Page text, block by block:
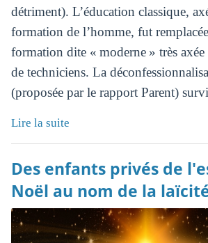
détriment). L’éducation classique,
formation de l’homme, fut
formation dite « moderne » très
de techniciens. La
(proposée par le rapport Parent)
Lire la suite
Des enfants privés de
Noël au nom de la